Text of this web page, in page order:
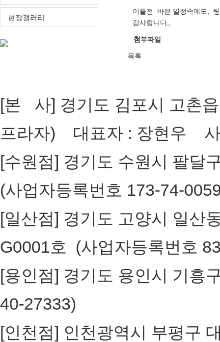
현장갤러리
이틀전 바쁜 일정속에도,
감사합니다,,
첨부파일
목록
[본 사] 경기도 김포시 고촌
프라자) 대표자 : 장현우
[수원점] 경기도 수원시 팔달
(사업자등록번호 173-74-
[일산점] 경기도 고양시 일산
G0001호 (사업자등록번호
[용인점] 경기도 용인시 기흥
40-27333)
[인천점] 인천광역시 부평구